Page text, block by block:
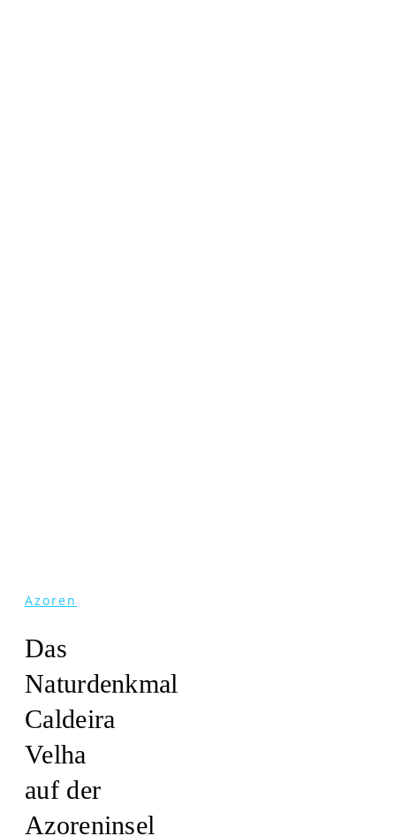
Azoren
Das
Naturdenkmal
Caldeira
Velha
auf der
Azoreninsel